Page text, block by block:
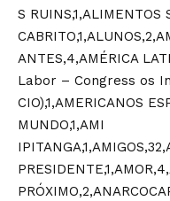
S RUINS,1,ALIMENTOS
ANTES,4,AMÉRICA
Labor – Congress os
CIO),1,AMERICANOS
MUNDO,1,AMI